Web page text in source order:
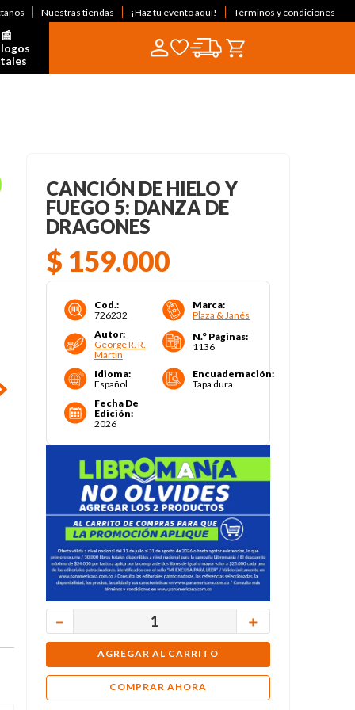
Nuestras tiendas ¡Haz tu evento aquí! Términos y condiciones
CANCIÓN DE HIELO Y
FUEGO 5: DANZA DE
DRAGONES
$ 159.000
Cod.:
726232
Marca:
Plaza & Janés
Autor:
George R. R.
Martin
N.° Páginas:
1136
Idioma:
Español
Encuadernación:
Tapa dura
Fecha De
Edición:
2026
＋
－
AGREGAR AL CARRITO
COMPRAR AHORA